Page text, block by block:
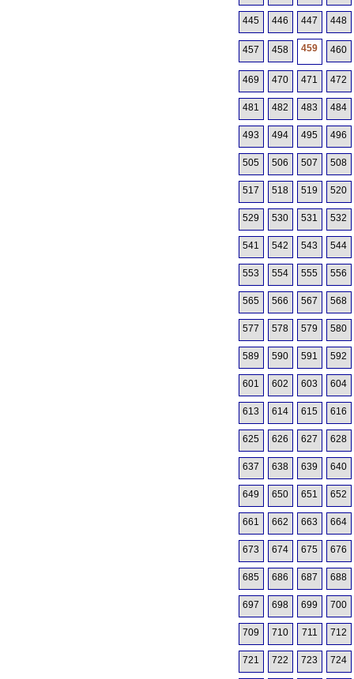
445 446 447 448
457 458 459 460
469 470 471 472
481 482 483 484
493 494 495 496
505 506 507 508
517 518 519 520
529 530 531 532
541 542 543 544
553 554 555 556
565 566 567 568
577 578 579 580
589 590 591 592
601 602 603 604
613 614 615 616
625 626 627 628
637 638 639 640
649 650 651 652
661 662 663 664
673 674 675 676
685 686 687 688
697 698 699 700
709 710 711 712
721 722 723 724